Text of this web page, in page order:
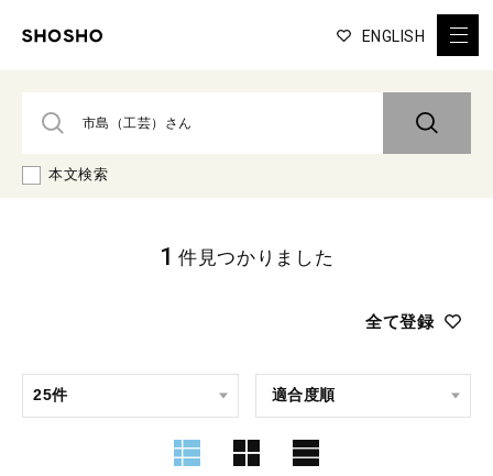
ENGLISH
本文検索
全て登録
1 件見つかりました